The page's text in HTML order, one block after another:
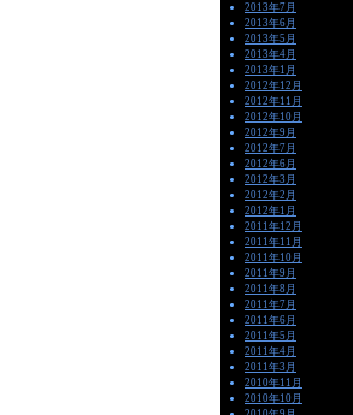
2013年7月
2013年6月
2013年5月
2013年4月
2013年1月
2012年12月
2012年11月
2012年10月
2012年9月
2012年7月
2012年6月
2012年3月
2012年2月
2012年1月
2011年12月
2011年11月
2011年10月
2011年9月
2011年8月
2011年7月
2011年6月
2011年5月
2011年4月
2011年3月
2010年11月
2010年10月